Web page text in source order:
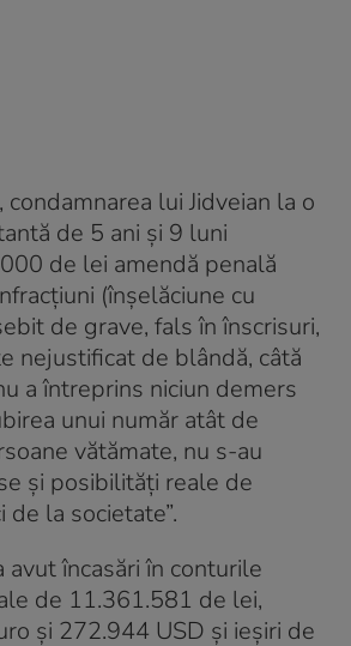
condamnarea lui Jidveian la o
de 5 ani şi 9 luni
de lei amendă penală
(înșelăciune cu
de grave, fals în înscrisuri,
nejustificat de blândă, câtă
a întreprins niciun demers
unui număr atât de
vătămate, nu s-au
şi posibilităţi reale de
la societate”.
avut încasări în conturile
de 11.361.581 de lei,
şi 272.944 USD şi ieşiri de